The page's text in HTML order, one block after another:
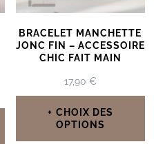
BRACELET MANCHETTE
JONC FIN – ACCESSOIRE
CHIC FAIT MAIN
17,90 €
CHOIX DES
OPTIONS